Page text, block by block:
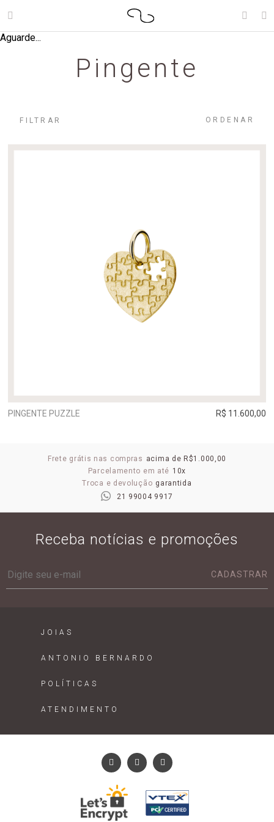
Aguarde...
Pingente
FILTRAR ORDENAR
PINGENTE PUZZLE R$ 11.600,00
Frete grátis nas compras acima de R$1.000,00
Parcelamento em até 10x
Troca e devolução garantida
21 99004 9917
Receba notícias e promoções
CADASTRAR
JOIAS
ANTONIO BERNARDO
POLÍTICAS
ATENDIMENTO